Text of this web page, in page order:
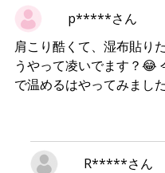
p*****さん
肩こり酷くて、湿布貼り
うやって凌いでます？😂
で温めるはやってみました
R*****さん